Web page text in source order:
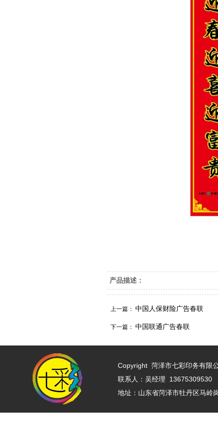
产品描述：
上一篇： 中国人保财险广告春联
下一篇： 中国联通广告春联
Copyright 菏泽市七彩印务有限
联系人：吴经理
地址：山东省菏泽市牡丹区马